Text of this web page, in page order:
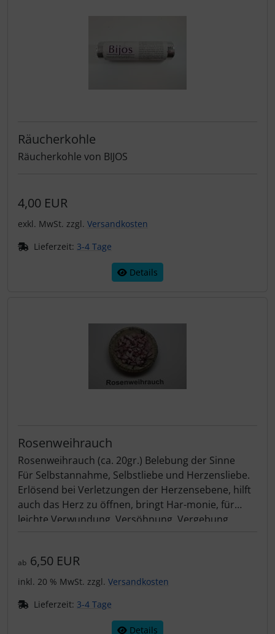
Räucherkohle
Räucherkohle von BIJOS
4,00 EUR
exkl. MwSt. zzgl. Versandkosten
Lieferzeit: 3-4 Tage
Details
Rosenweihrauch
Rosenweihrauch (ca. 20gr.) Belebung der Sinne
Für Selbstannahme, Selbstliebe und Herzensliebe.
Erlösend bei Verletzungen der Herzensebene, hilft
auch das Herz zu öffnen, bringt Har-monie, für
leichte Verwundung, Versöhnung, Vergebung,
Athos.
ab 6,50 EUR
inkl. 20 % MwSt. zzgl. Versandkosten
Lieferzeit: 3-4 Tage
Details